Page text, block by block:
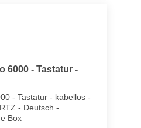
6000 - Tastatur -
- Tastatur - kabellos -
- Deutsch -
Box